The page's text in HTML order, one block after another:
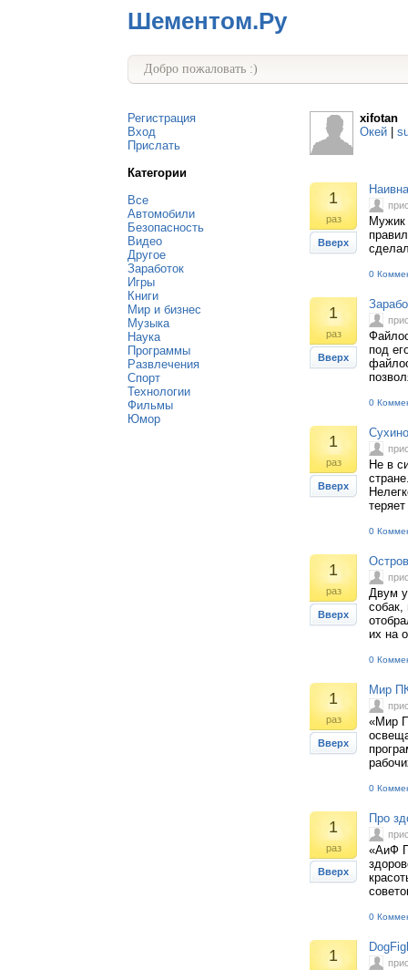
Шементом.Ру
Добро пожаловать :)
Регистрация
Вход
Прислать
Категории
Все
Автомобили
Безопасность
Видео
Другое
Заработок
Игры
Книги
Мир и бизнес
Музыка
Наука
Программы
Развлечения
Спорт
Технологии
Фильмы
Юмор
xifotan
Окей
1
раз
Вверх
Мужик
0
1
раз
Вверх
под
0
1
раз
Вверх
Не в
0
1
раз
Вверх
Двум
собак,
их на
0
1
раз
Вверх
Мир
«Мир
0
1
раз
Вверх
Про
«АиФ
0
1